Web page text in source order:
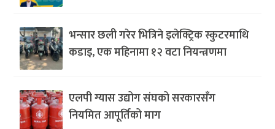
भन्सार छली गरेर भित्रिने इलेक्ट्रिक स्कुटरमाथि
कडाइ, एक महिनामा १२ वटा नियन्त्रणमा
एलपी ग्यास उद्योग संघको सरकारसँग
नियमित आपूर्तिको माग